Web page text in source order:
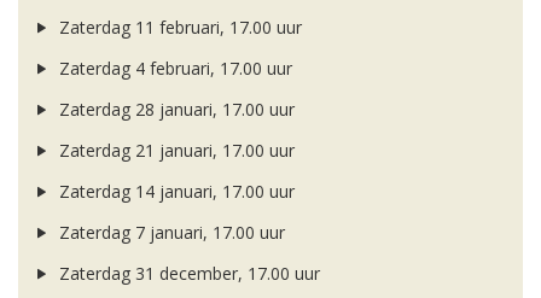
Zaterdag 11 februari, 17.00 uur
Zaterdag 4 februari, 17.00 uur
Zaterdag 28 januari, 17.00 uur
Zaterdag 21 januari, 17.00 uur
Zaterdag 14 januari, 17.00 uur
Zaterdag 7 januari, 17.00 uur
Zaterdag 31 december, 17.00 uur